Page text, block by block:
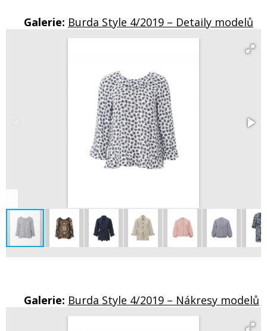
Galerie: Burda Style 4/2019 – Detaily modelů
Galerie: Burda Style 4/2019 – Nákresy modelů